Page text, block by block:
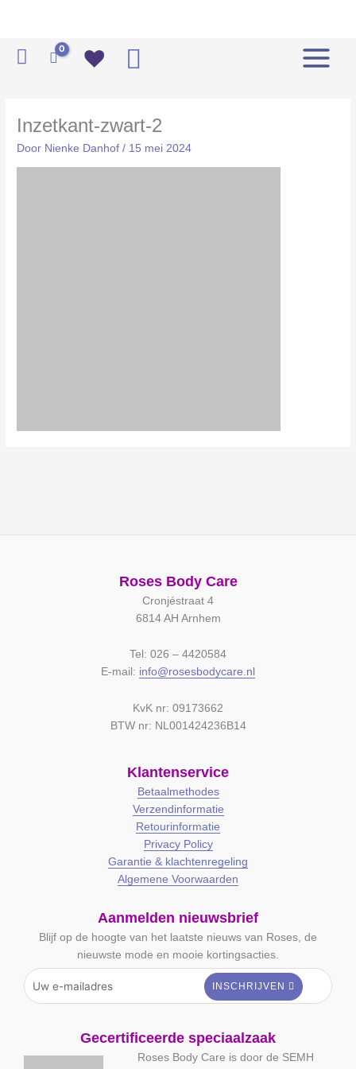
inhoud
Zoeken
Inzetkant-zwart-2
Door Nienke Danhof/ 15 mei 2024
Roses Body Care
Cronjéstraat 4
6814 AH Arnhem
Tel: 026 – 4420584
E-mail: info@rosesbodycare.nl
KvK nr: 09173662
BTW nr: NL001424236B14
Klantenservice
Betaalmethodes
Verzendinformatie
Retourinformatie
Privacy Policy
Garantie & klachtenregeling
Algemene Voorwaarden
Aanmelden nieuwsbrief
Blijf op de hoogte van het laatste nieuws van Roses, de
nieuwste mode en mooie kortingsacties.
Gecertificeerde speciaalzaak
Roses Body Care is door de SEMH